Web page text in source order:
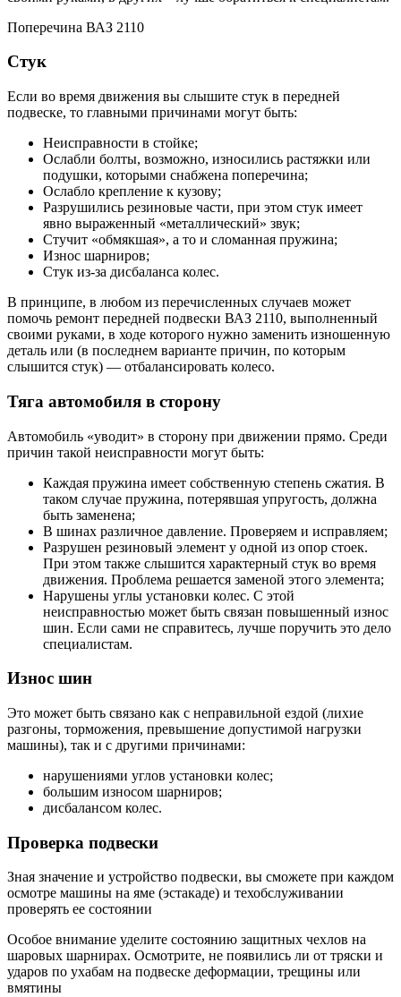
Поперечина ВАЗ 2110
Стук
Если во время движения вы слышите стук в передней
подвеске, то главными причинами могут быть:
Неисправности в стойке;
Ослабли болты, возможно, износились растяжки или
подушки, которыми снабжена поперечина;
Ослабло крепление к кузову;
Разрушились резиновые части, при этом стук имеет
явно выраженный «металлический» звук;
Стучит «обмякшая», а то и сломанная пружина;
Износ шарниров;
Стук из-за дисбаланса колес.
В принципе, в любом из перечисленных случаев может
помочь ремонт передней подвески ВАЗ 2110, выполненный
своими руками, в ходе которого нужно заменить изношенную
деталь или (в последнем варианте причин, по которым
слышится стук) — отбалансировать колесо.
Тяга автомобиля в сторону
Автомобиль «уводит» в сторону при движении прямо. Среди
причин такой неисправности могут быть:
Каждая пружина имеет собственную степень сжатия. В
таком случае пружина, потерявшая упругость, должна
быть заменена;
В шинах различное давление. Проверяем и исправляем;
Разрушен резиновый элемент у одной из опор стоек.
При этом также слышится характерный стук во время
движения. Проблема решается заменой этого элемента;
Нарушены углы установки колес. С этой
неисправностью может быть связан повышенный износ
шин. Если сами не справитесь, лучше поручить это дело
специалистам.
Износ шин
Это может быть связано как с неправильной ездой (лихие
разгоны, торможения, превышение допустимой нагрузки
машины), так и с другими причинами:
нарушениями углов установки колес;
большим износом шарниров;
дисбалансом колес.
Проверка подвески
Зная значение и устройство подвески, вы сможете при каждом
осмотре машины на яме (эстакаде) и техобслуживании
проверять ее состоянии
Особое внимание уделите состоянию защитных чехлов на
шаровых шарнирах. Осмотрите, не появились ли от тряски и
ударов по ухабам на подвеске деформации, трещины или
вмятины